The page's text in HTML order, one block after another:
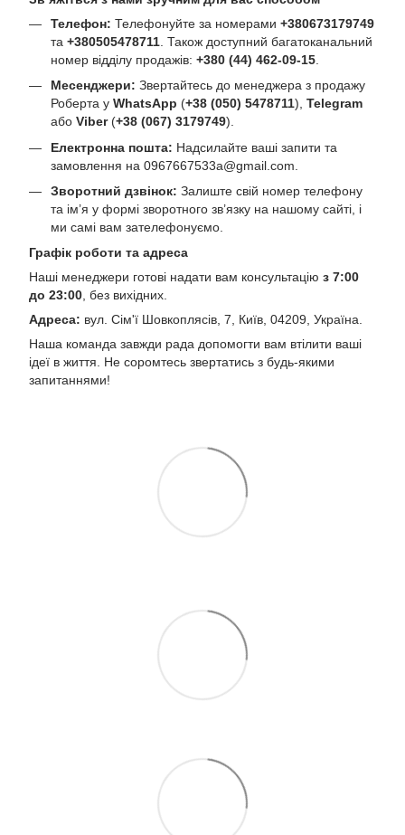
Телефон: Телефонуйте за номерами +380673179749
та +380505478711 . Також доступний багатоканальний
номер відділу продажів: +380 (44) 462-09-15
Месенджери: Звертайтесь до менеджера з продажу
Роберта у WhatsApp (+38 (050) 5478711), Telegram
або Viber(+38 (067) 3179749).
Електронна пошта: Надсилайте ваші запити та
замовлення на 0967667533a@gmail.com
Зворотний дзвінок: Залиште свій номер телефону
та ім’я у формі зворотного зв’язку на нашому сайті, і
ми самі вам зателефонуємо.
Графік роботи та адреса
Наші менеджери готові надати вам консультацію з 7:00
до 23:00, без вихідних.
Адреса: вул. Сім'ї Шовкоплясів, 7, Київ, 04209, Україна.
Наша команда завжди рада допомогти вам втілити ваші
ідеї в життя. Не соромтесь звертатись з будь-якими
запитаннями!